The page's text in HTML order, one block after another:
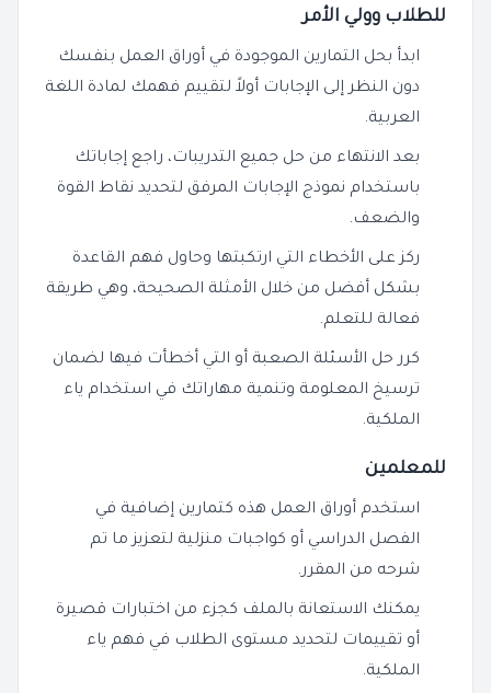
للطلاب وولي الأمر
ابدأ بحل التمارين الموجودة في أوراق العمل بنفسك
دون النظر إلى الإجابات أولاً لتقييم فهمك لمادة اللغة
العربية.
بعد الانتهاء من حل جميع التدريبات، راجع إجاباتك
باستخدام نموذج الإجابات المرفق لتحديد نقاط القوة
والضعف.
ركز على الأخطاء التي ارتكبتها وحاول فهم القاعدة
بشكل أفضل من خلال الأمثلة الصحيحة، وهي طريقة
فعالة للتعلم.
كرر حل الأسئلة الصعبة أو التي أخطأت فيها لضمان
ترسيخ المعلومة وتنمية مهاراتك في استخدام ياء
الملكية.
للمعلمين
استخدم أوراق العمل هذه كتمارين إضافية في
الفصل الدراسي أو كواجبات منزلية لتعزيز ما تم
شرحه من المقرر.
يمكنك الاستعانة بالملف كجزء من اختبارات قصيرة
أو تقييمات لتحديد مستوى الطلاب في فهم ياء
الملكية.